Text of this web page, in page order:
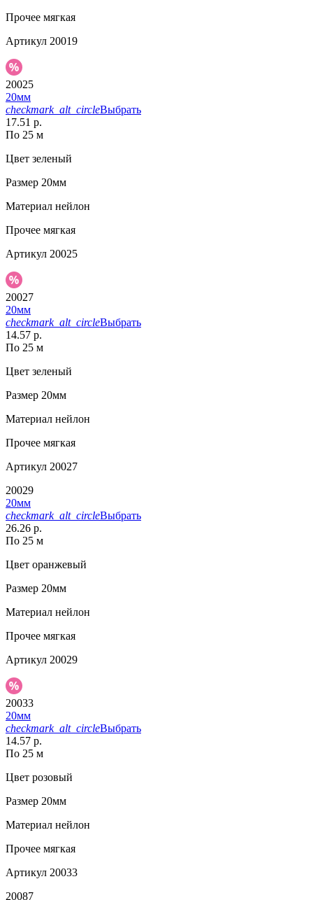
Прочее мягкая
Артикул 20019
20025
20мм
checkmark_alt_circleВыбрать
17.51 р.
По 25 м
Цвет зеленый
Размер 20мм
Материал нейлон
Прочее мягкая
Артикул 20025
20027
20мм
checkmark_alt_circleВыбрать
14.57 р.
По 25 м
Цвет зеленый
Размер 20мм
Материал нейлон
Прочее мягкая
Артикул 20027
20029
20мм
checkmark_alt_circleВыбрать
26.26 р.
По 25 м
Цвет оранжевый
Размер 20мм
Материал нейлон
Прочее мягкая
Артикул 20029
20033
20мм
checkmark_alt_circleВыбрать
14.57 р.
По 25 м
Цвет розовый
Размер 20мм
Материал нейлон
Прочее мягкая
Артикул 20033
20087